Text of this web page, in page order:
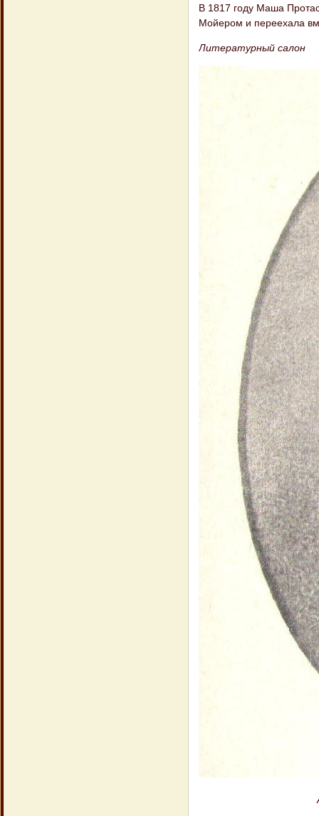
В 1817 году Маша
Мойером и переехала
Литературный салон